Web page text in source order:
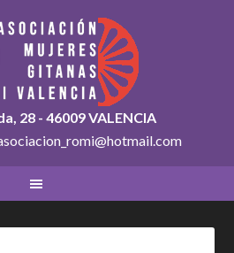
28 - 46009 VALENCIA